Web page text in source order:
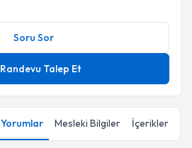
Soru Sor
Randevu Talep Et
Yorumlar Mesleki Bilgiler İçerikler